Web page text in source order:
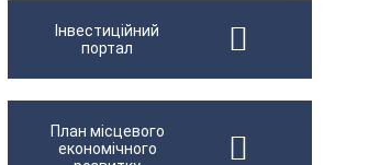
Інвестиційний
портал
План місцевого
економічного